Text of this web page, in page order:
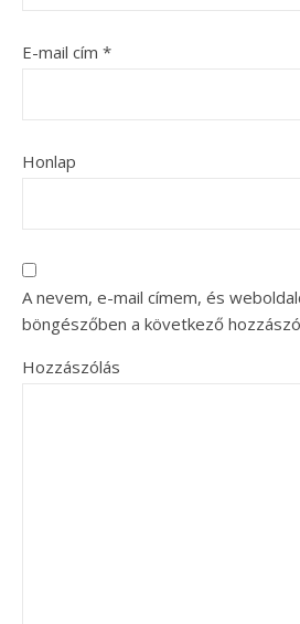
E-mail cím *
Honlap
A nevem, e-mail címem, és
böngészőben a következő
Hozzászólás